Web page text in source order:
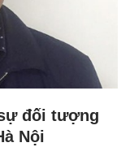
đối tượng
Nội